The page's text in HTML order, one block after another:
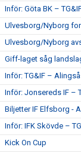
Inför: Göta BK –
Ulvesborg/Nyborg
Ulvesborg/Nyborg
Giff-laget såg
Inför: TG&IF –
Inför: Jonsereds IF –
Biljetter IF Elfsborg -
Inför: IFK Skövde –
Kick On Cup